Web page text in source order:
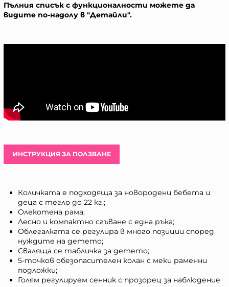
Пълния списък с функционалности можете да
видите по-надолу в "Детайли".
ИНСТРУКЦИЯ ЗА ПОЛЗВАНЕ
Количката е подходяща за новородени бебета и
деца с тегло до 22 кг.;
Олекотена рама;
Лесно и компактно сгъване с една ръка;
Облегалката се регулира в много позиции според
нуждите на детето;
Сваляща се табличка за детето;
5-точков обезопасителен колан с меки раменни
подложки;
Голям регулируем сенник с прозорец за наблюдение